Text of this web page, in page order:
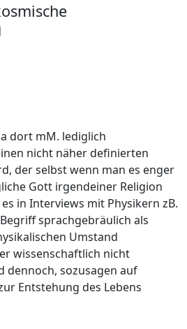
dort mM. lediglich
nicht näher definierten
der selbst wenn man es enger
Gott irgendeiner Religion
in Interviews mit Physikern zB.
sprachgebräulich als
Umstand
wissenschaftlich nicht
dennoch, sozusagen auf
Entstehung des Lebens